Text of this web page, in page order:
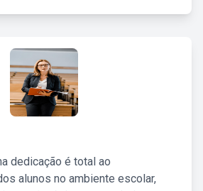
dedicação é total ao
alunos no ambiente escolar,